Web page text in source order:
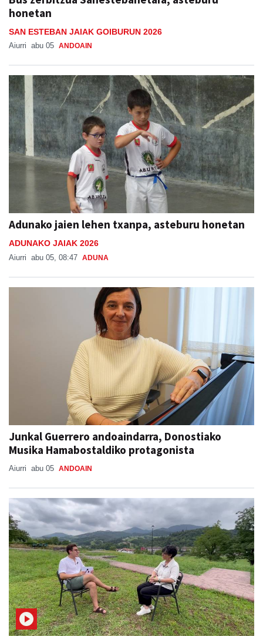
honetan
SAN ESTEBAN JAIAK GOIBURUN 2026
Aiurri abu 05 ANDOAIN
Adunako jaien lehen txanpa, asteburu honetan
ADUNAKO JAIAK 2026
Aiurri abu 05, 08:47 ADUNA
Junkal Guerrero andoaindarra, Donostiako
Musika Hamabostaldiko protagonista
Aiurri abu 05 ANDOAIN